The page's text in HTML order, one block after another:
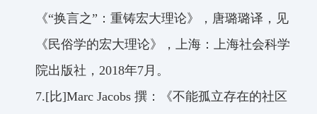
《“换言之” ：重铸宏大理论》，唐璐璐译，见
《民俗学的宏大理论》，上海：上海社会科学
院出版社，2018年7月。
7.[比]Marc Jacobs撰：《不能孤立存在的社区